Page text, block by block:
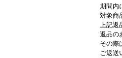
期間内にご購入いただい
対象商品は、シューズ
上記返品がお受けできないケ
返品のお受付をされずに、ご
その際はお品物を着払い
ご返送いただく際の送料